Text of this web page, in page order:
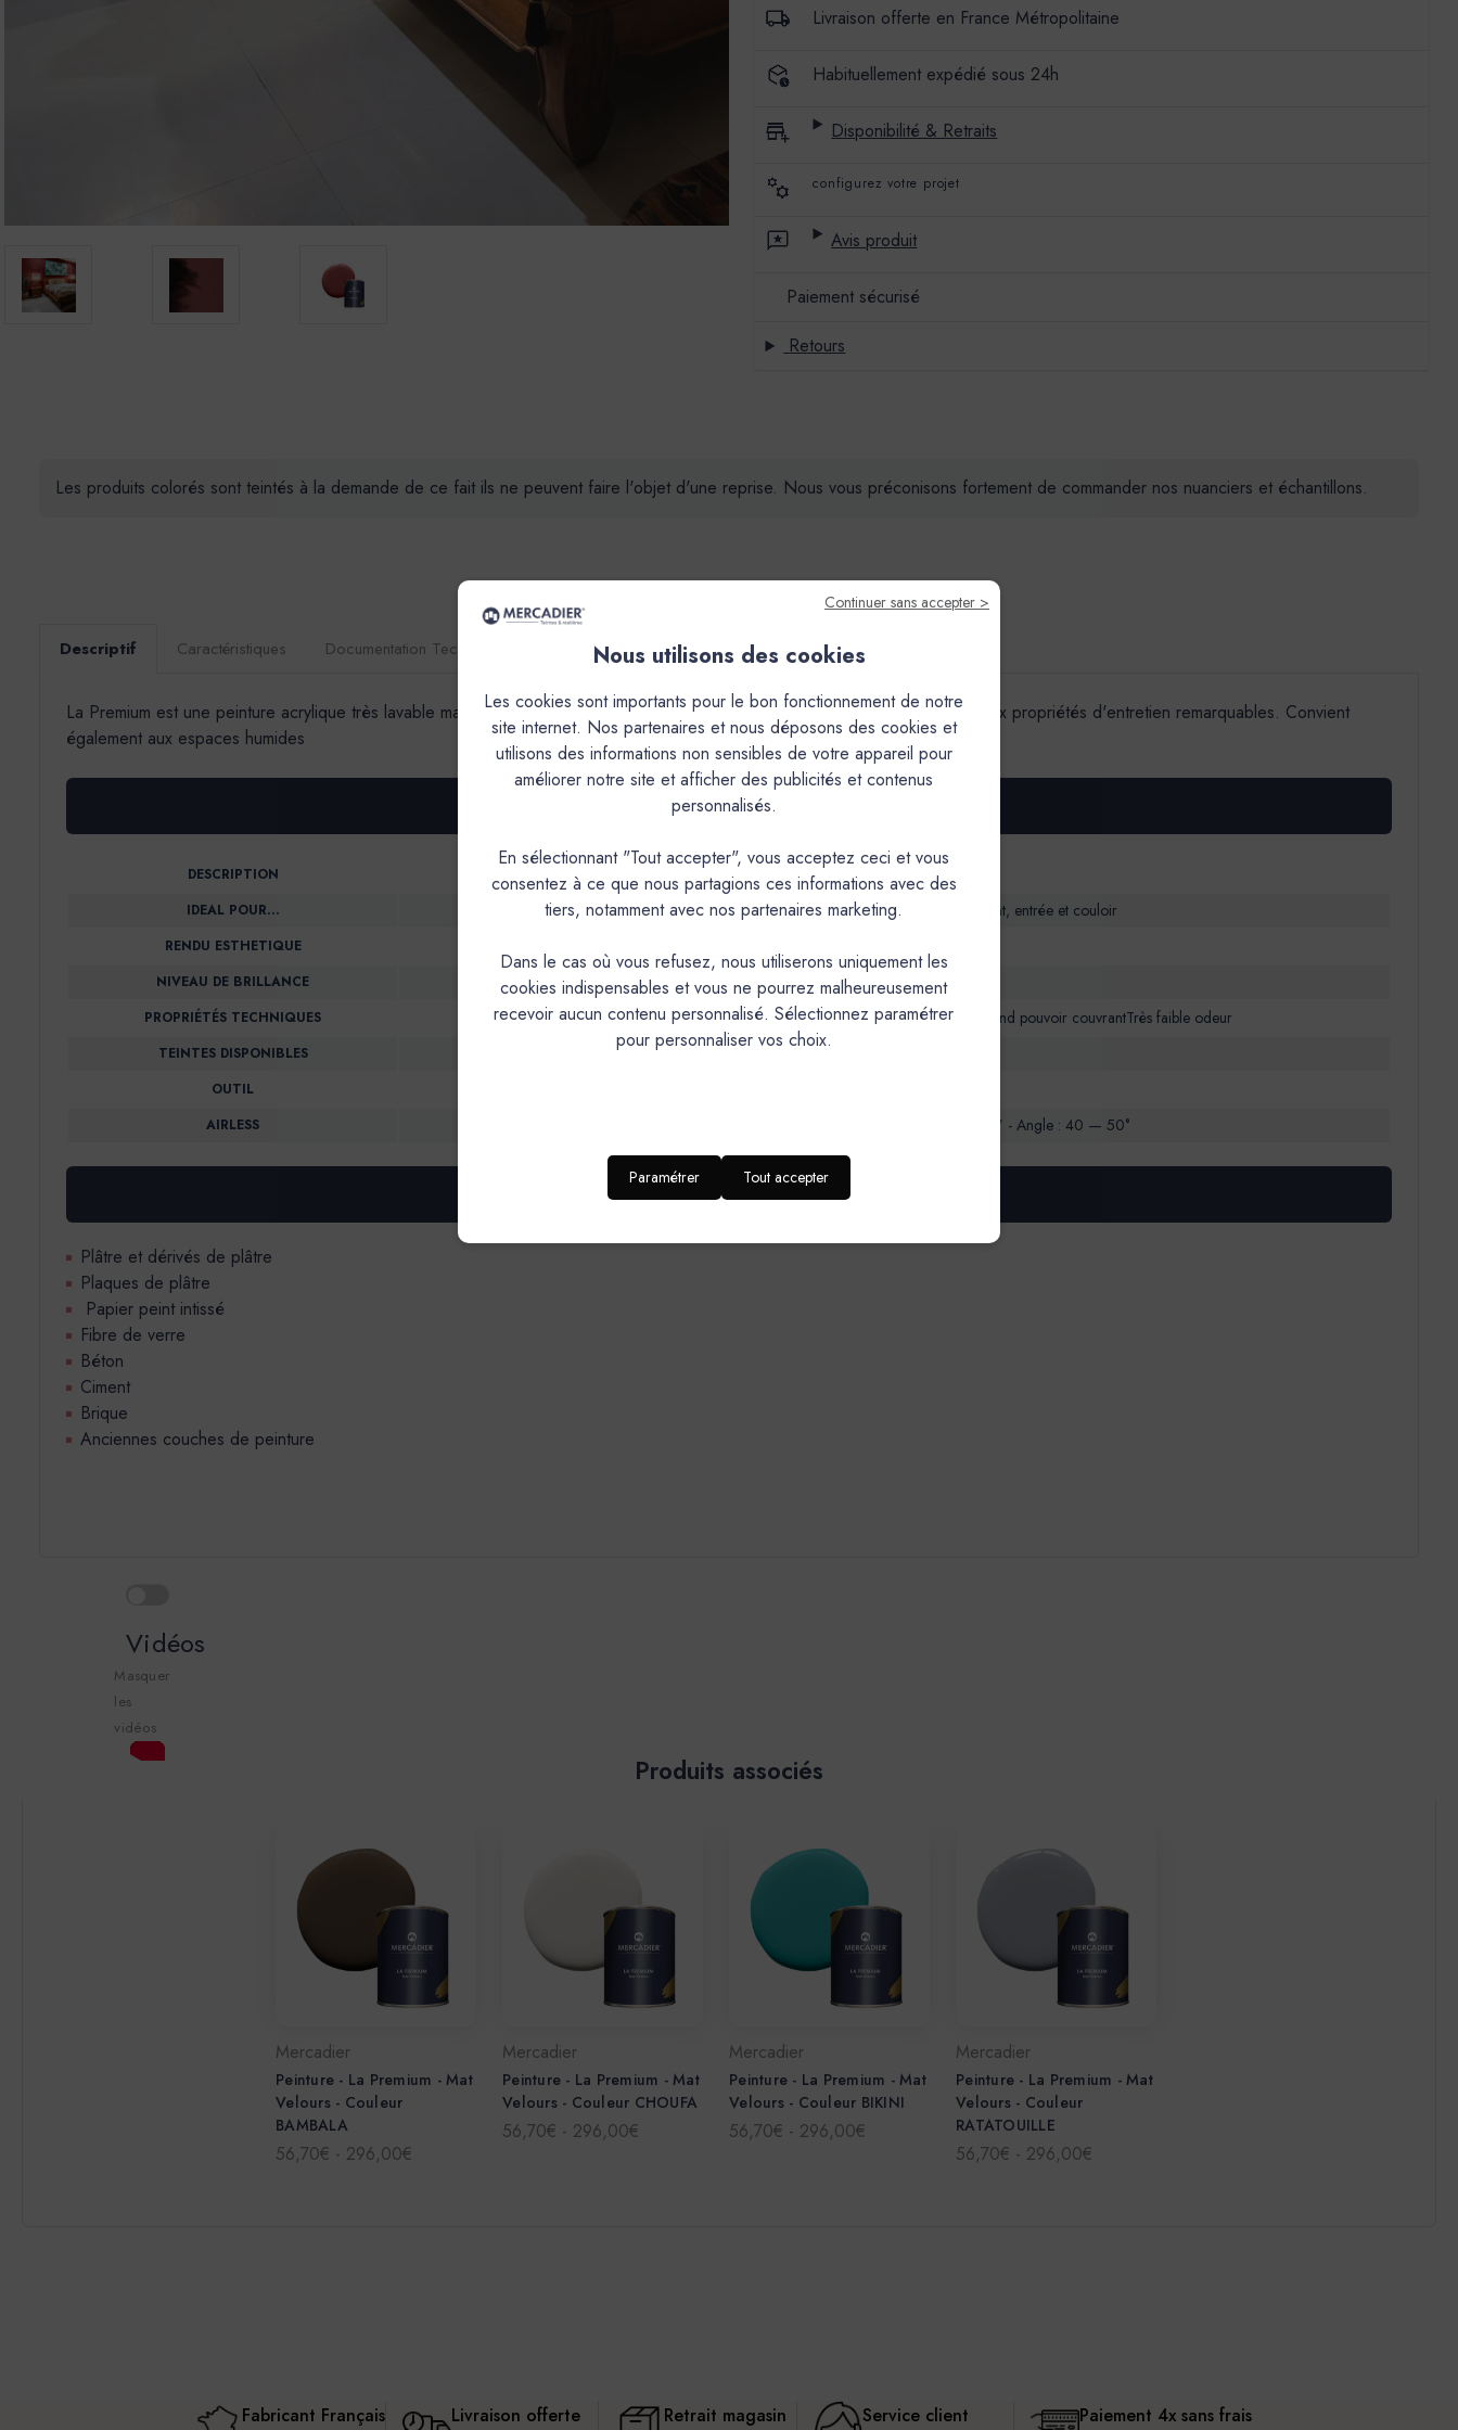
VELOURS
VELOURS
-
Livraison offerte en France Métropolitaine
Habituellement expédié sous 24h
Disponibilité & Retraits
configurez votre projet
Avis produit
Paiement sécurisé
Retours
Les produits colorés sont teintés à la demande de ce fait ils ne peuvent faire l'objet d'une reprise. Nous vous préconisons fortement de commander nos nuanciers et échantillons.
Descriptif Caractéristiques Documentation Technique Couleurs & Échantillons
La Premium est une peinture acrylique très lavable mate en phase aqueuse pour murs cuisine, hall d’entrée et salle de bains aux propriétés d'entretien remarquables. Convient
également aux espaces humides
PRODUIT
DESCRIPTION Peinture acrylique mate lavable
IDEAL POUR… Intérieur : Mur cuisine, salle de bain,chambre d’enfant, entrée et couloir
RENDU ESTHETIQUE
NIVEAU DE BRILLANCE Brillance 85° (UB)*: <5
PROPRIÉTÉS TECHNIQUES Entretien extrêmement simpleEmploi très facileFilm de peinture matGrand pouvoir couvrantTrès faible odeur
TEINTES DISPONIBLES
OUTIL
AIRLESS Pression Airless : 150 bars - Embout : 0,018” ‐ 0,021” - Angle : 40 — 50°
DOMAINES D’APPLICATION-SUPPORTS
Plâtre et dérivés de plâtre
Plaques de plâtre
Papier peint intissé
Fibre de verre
Béton
Ciment
Brique
Anciennes couches de peinture
Vidéos
Masquer
les
vidéos
Produits associés
Mercadier
Peinture - La Premium - Mat
Velours - Couleur
BAMBALA
56,70€ - 296,00€
Mercadier
Peinture - La Premium - Mat
Velours - Couleur CHOUFA
56,70€ - 296,00€
Mercadier
Peinture - La Premium - Mat
Velours - Couleur BIKINI
56,70€ - 296,00€
Mercadier
Peinture - La Premium - Mat
Velours - Couleur
RATATOUILLE
56,70€ - 296,00€
Fabricant Français Livraison offerte Retrait magasin Service client Paiement 4x sans frais
Continuer sans accepter >
Nous utilisons des cookies
Les cookies sont importants pour le bon fonctionnement de notre
site internet. Nos partenaires et nous déposons des cookies et
utilisons des informations non sensibles de votre appareil pour
améliorer notre site et afficher des publicités et contenus
personnalisés.
En sélectionnant "Tout accepter", vous acceptez ceci et vous
consentez à ce que nous partagions ces informations avec des
tiers, notamment avec nos partenaires marketing.
Dans le cas où vous refusez, nous utiliserons uniquement les
cookies indispensables et vous ne pourrez malheureusement
recevoir aucun contenu personnalisé. Sélectionnez paramétrer
pour personnaliser vos choix.
Paramétrer Tout accepter